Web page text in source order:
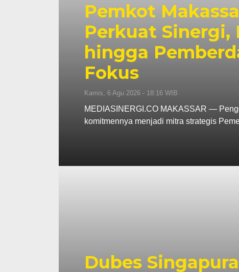
Pemkot
Perkuat Sinergi,
hingga
Fokus
Kamis, 6 Agu 2026 - 18:16 WIB
MEDIASINERGI.CO MAKASSAR —
komitmennya menjadi mitra strategis
Dubes